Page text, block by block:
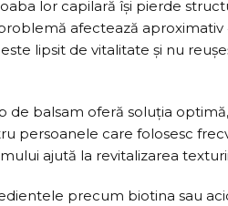
lor capilară își pierde
afectează
lipsit de vitalitate și nu
de balsam oferă soluția
persoanele care folosesc
ajută la revitalizarea
precum biotina sau